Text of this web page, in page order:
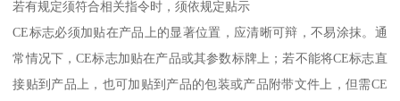
若有规定须符合相关指令时，须依规定贴示
CE标志必须加贴在产品上的显著位置，应清晰可辩，不易涂抹。通
常情况下，CE标志加贴在产品或其参数标牌上；若不能将CE标志直
接贴到产品上，也可加贴到产品的包装或产品附带文件上，但需CE